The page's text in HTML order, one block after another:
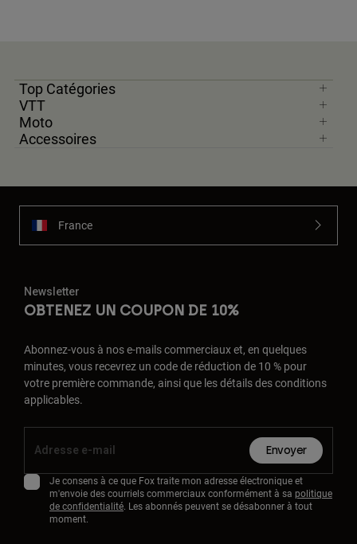
Top Catégories
VTT
Moto
Accessoires
France
Newsletter
OBTENEZ UN COUPON DE 10%
Abonnez-vous à nos e-mails commerciaux et, en quelques
minutes, vous recevrez un code de réduction de 10 % pour
votre première commande, ainsi que les détails des conditions
applicables.
Envoyer
Je consens à ce que Fox traite mon adresse électronique et
m'envoie des courriels commerciaux conformément à sa politique
de confidentialité. Les abonnés peuvent se désabonner à tout
moment.